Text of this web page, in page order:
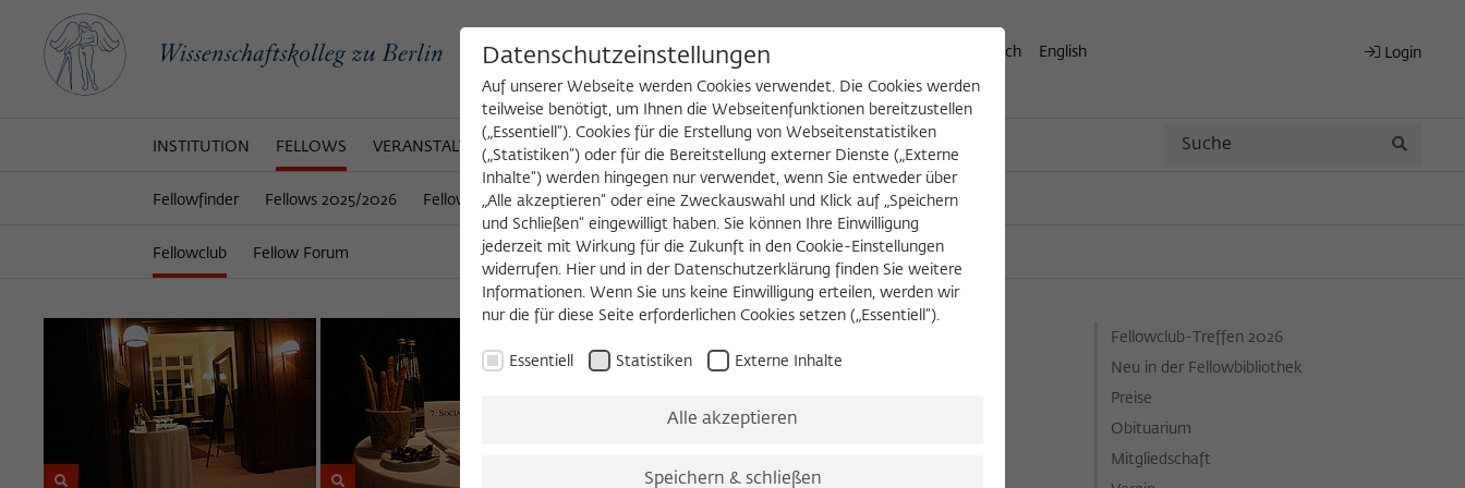
Deutsch English Login
INSTITUTION FELLOWS VERANSTALTUNGEN WIKOTHEK FELLOW WERDEN
Fellowfinder Fellows 2025/2026 Fellows 2026/2027 Permanent Fellows Alumni
Fellowclub Fellow Forum
Fellowclub-Treffen 2026
Neu in der Fellowbibliothek
Preise
Obituarium
Mitgliedschaft
Datenschutzeinstellungen
Auf unserer Webseite werden Cookies verwendet. Die Cookies werden
teilweise benötigt, um Ihnen die Webseitenfunktionen bereitzustellen
(„Essentiell“). Cookies für die Erstellung von Webseitenstatistiken
(„Statistiken“) oder für die Bereitstellung externer Dienste („Externe
Inhalte“) werden hingegen nur verwendet, wenn Sie entweder über
„Alle akzeptieren“ oder eine Zweckauswahl und Klick auf „Speichern
und Schließen“ eingewilligt haben. Sie können Ihre Einwilligung
jederzeit mit Wirkung für die Zukunft in den Cookie-Einstellungen
widerrufen. Hier und in der Datenschutzerklärung finden Sie weitere
Informationen. Wenn Sie uns keine Einwilligung erteilen, werden wir
nur die für diese Seite erforderlichen Cookies setzen („Essentiell“).
Essentiell Statistiken Externe Inhalte
Alle akzeptieren
Speichern & schließen